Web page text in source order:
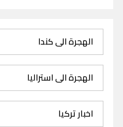
الهجرة الى كندا
الهجرة الى استراليا
اخبار تركيا